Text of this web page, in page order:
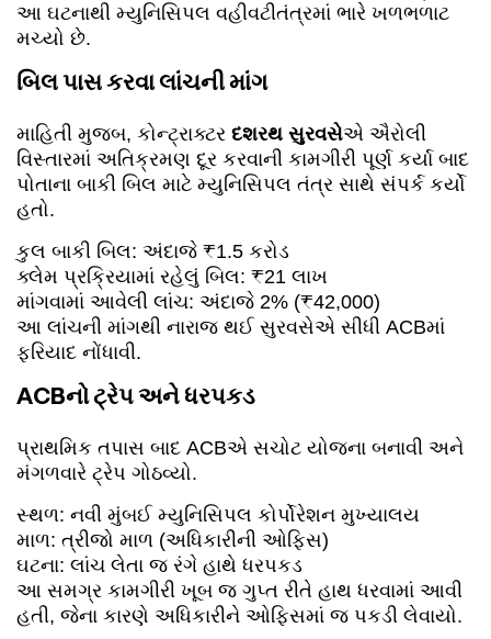
આ ઘટનાથી મ્યુનિસિપલ વહીવટીતંત્રમાં ભારે ખળભળાટ
મચ્યો છે.
બિલ પાસ કરવા લાંચની માંગ
માહિતી મુજબ, કોન્ટ્રાક્ટર દશરથ સુરવસેએ ઐરોલી
વિસ્તારમાં અતિક્રમણ દૂર કરવાની કામગીરી પૂર્ણ કર્યા બાદ
પોતાના બાકી બિલ માટે મ્યુનિસિપલ તંત્ર સાથે સંપર્ક કર્યો
હતો.
કુલ બાકી બિલ: અંદાજે ₹1.5 કરોડ
ક્લેમ પ્રક્રિયામાં રહેલું બિલ: ₹21 લાખ
માંગવામાં આવેલી લાંચ: અંદાજે 2% (₹42,000)
આ લાંચની માંગથી નારાજ થઈ સુરવસેએ સીધી ACBમાં
ફરિયાદ નોંધાવી.
ACBનો ટ્રેપ અને ધરપકડ
પ્રાથમિક તપાસ બાદ ACBએ સચોટ યોજના બનાવી અને
મંગળવારે ટ્રેપ ગોઠવ્યો.
સ્થળ: નવી મુંબઈ મ્યુનિસિપલ કોર્પોરેશન મુખ્યાલય
માળ: ત્રીજો માળ (અધિકારીની ઓફિસ)
ઘટના: લાંચ લેતા જ રંગે હાથે ધરપકડ
આ સમગ્ર કામગીરી ખૂબ જ ગુપ્ત રીતે હાથ ધરવામાં આવી
હતી, જેના કારણે અધિકારીને ઓફિસમાં જ પકડી લેવાયો.